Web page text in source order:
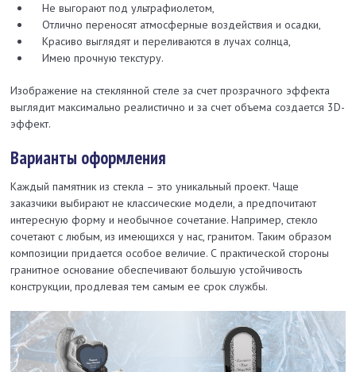
Не выгорают под ультрафиолетом,
Отлично переносят атмосферные воздействия и осадки,
Красиво выглядят и переливаются в лучах солнца,
Имею прочную текстуру.
Изображение на стеклянной стеле за счет прозрачного эффекта
выглядит максимально реалистично и за счет объема создается 3D-
эффект.
Варианты оформления
Каждый памятник из стекла – это уникальный проект. Чаще
заказчики выбирают не классические модели, а предпочитают
интересную форму и необычное сочетание. Например, стекло
сочетают с любым, из имеющихся у нас, гранитом. Таким образом
композиции придается особое величие. С практической стороны
гранитное основание обеспечивают большую устойчивость
конструкции, продлевая тем самым ее срок службы.